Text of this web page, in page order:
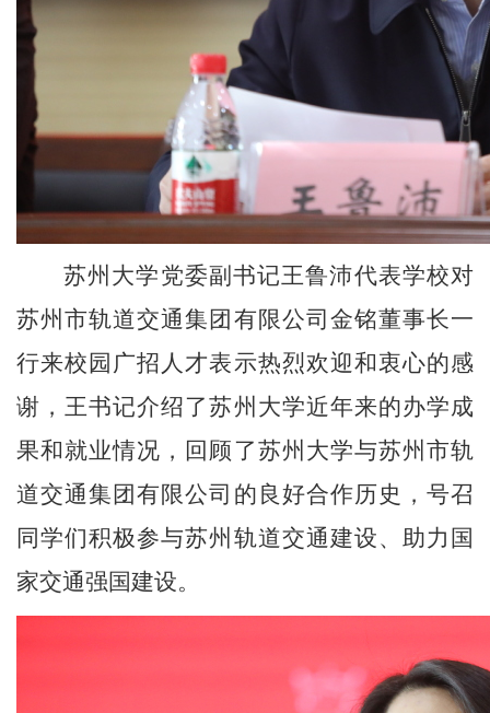
苏州大学党委副书记王鲁沛代表学校对
苏州市轨道交通集团有限公司金铭董事长一
行来校园广招人才表示热烈欢迎和衷心的感
谢，王书记介绍了苏州大学近年来的办学成
果和就业情况，回顾了苏州大学与苏州市轨
道交通集团有限公司的良好合作历史，号召
同学们积极参与苏州轨道交通建设、助力国
家交通强国建设。